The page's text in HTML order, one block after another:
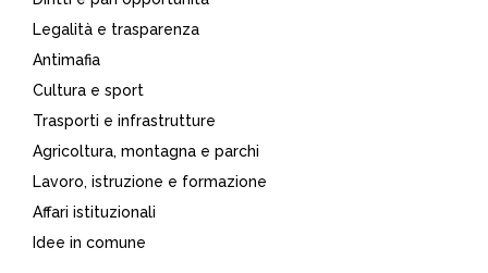
Legalità e trasparenza
Antimafia
Cultura e sport
Trasporti e infrastrutture
Agricoltura, montagna e parchi
Lavoro, istruzione e formazione
Affari istituzionali
Idee in comune